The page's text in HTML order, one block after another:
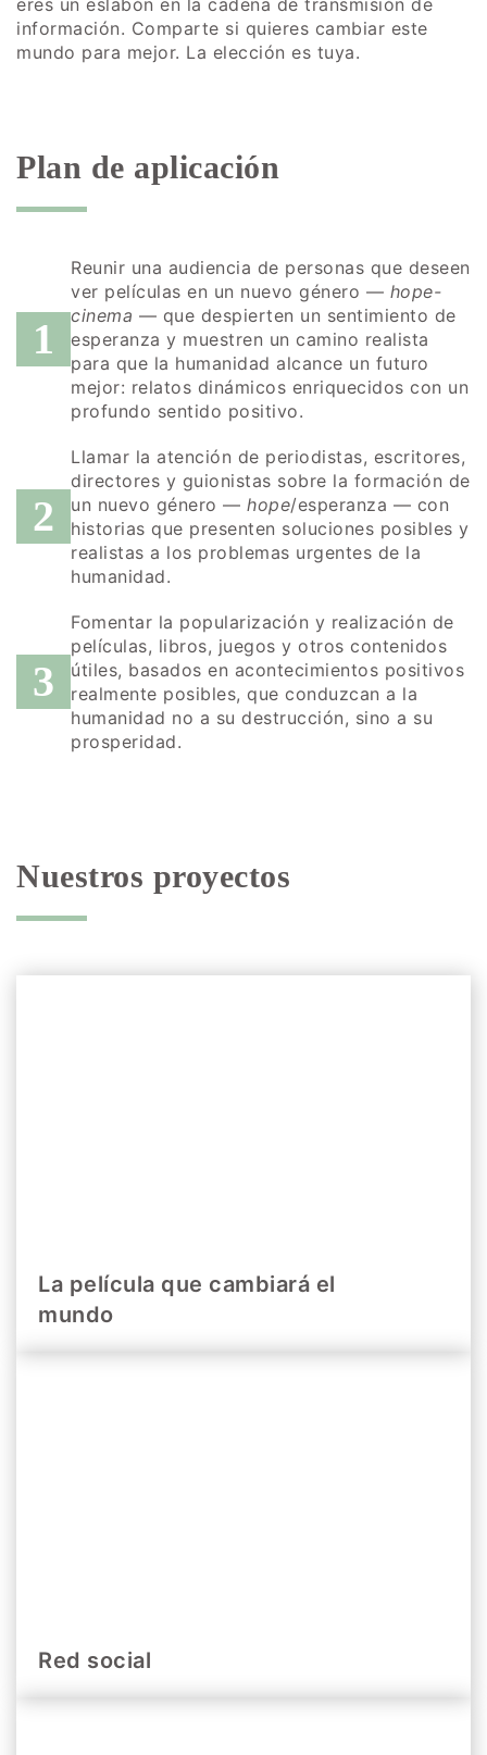
información. Comparte si quieres cambiar este
mundo para mejor. La elección es tuya.
Plan de aplicación
1
Reunir una audiencia de personas que deseen
ver películas en un nuevo género — hope-
cinema — que despierten un sentimiento de
esperanza y muestren un camino realista
para que la humanidad alcance un futuro
mejor: relatos dinámicos enriquecidos con un
profundo sentido positivo.
2
Llamar la atención de periodistas, escritores,
directores y guionistas sobre la formación de
un nuevo género — hope/esperanza — con
historias que presenten soluciones posibles y
realistas a los problemas urgentes de la
humanidad.
3
Fomentar la popularización y realización de
películas, libros, juegos y otros contenidos
útiles, basados en acontecimientos positivos
realmente posibles, que conduzcan a la
humanidad no a su destrucción, sino a su
prosperidad.
Nuestros proyectos
La película que cambiará el
mundo
Red social